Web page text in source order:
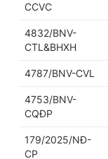
CCVC
4832/BNV-
CTL&BHXH
4787/BNV-CVL
4753/BNV-
CQĐP
179/2025/NĐ-
CP